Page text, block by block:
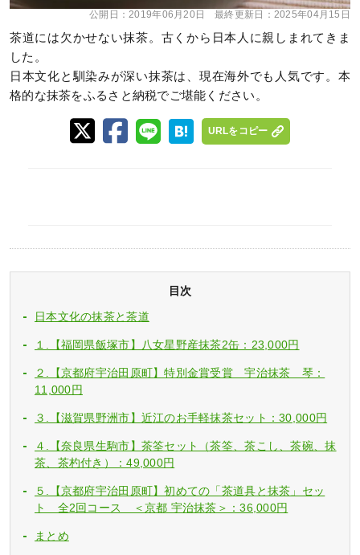
公開日：2019年06月20日 最終更新日： 2025年04月15日
茶道には欠かせない抹茶。古くから日本人に親しまれてきま
した。
日本文化と馴染みが深い抹茶は、現在海外でも人気です。本
格的な抹茶をふるさと納税でご堪能ください。
URLをコピー
目次
日本文化の抹茶と茶道
１.【福岡県飯塚市】八女星野産抹茶2缶：23,000円
２.【京都府宇治田原町】特別金賞受賞 宇治抹茶 琴：
11,000円
３.【滋賀県野洲市】近江のお手軽抹茶セット：30,000円
４.【奈良県生駒市】茶筌セット（茶筌、茶こし、茶碗、抹
茶、茶杓付き）：49,000円
５.【京都府宇治田原町】初めての「茶道具と抹茶」セッ
ト 全2回コース ＜京都 宇治抹茶＞：36,000円
まとめ